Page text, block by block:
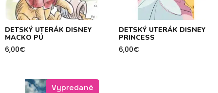
DETSKÝ UTERÁK DISNEY
MACKO PÚ
6,00€
DETSKÝ UTERÁK DISNEY
PRINCESS
6,00€
Vypredané